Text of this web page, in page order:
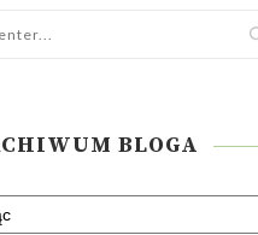
BLOGA